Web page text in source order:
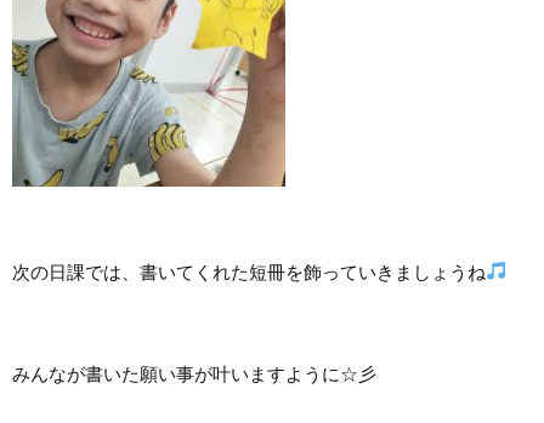
次の日課では、書いてくれた短冊を飾っていきましょうね
みんなが書いた願い事が叶いますように☆彡